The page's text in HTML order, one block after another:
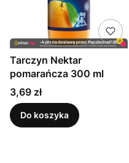
Tarczyn Nektar
pomarańcza 300 ml
Cena
3,69 zł
Do koszyka